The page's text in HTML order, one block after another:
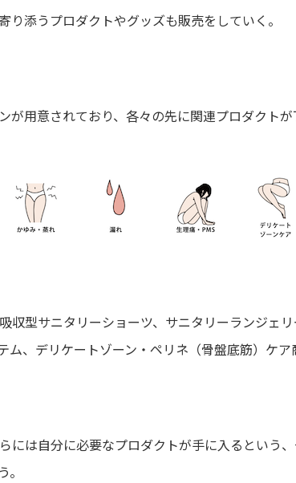
り添うプロダクトやグッズも販売をしていく。
が用意されており、各々の先に関連プロダクト
収型サニタリーショーツ、サニタリーランジェ
ム、デリケートゾーン・ペリネ（骨盤底筋）ケ
には自分に必要なプロダクトが手に入るという